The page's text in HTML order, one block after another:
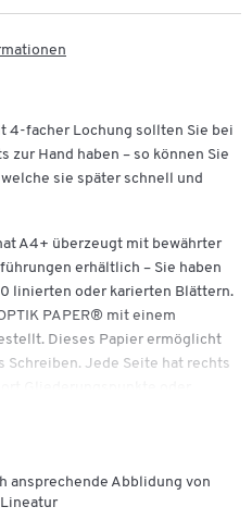
4-facher Lochung sollten Sie bei
Hand haben – so können Sie
sie später schnell und
A4+ überzeugt mit bewährter
erhältlich – Sie haben
linierten oder karierten Blättern.
PAPER® mit einem
Dieses Papier ermöglicht
Schreiben. Jede Seite hat rechts
Gliederungspunkte oder
Der Deckel des Blocks besteht
als praktische
ansprechende Abblidung von